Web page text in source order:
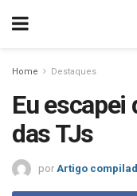
Home Destaques
Eu escapei
das TJs
por Artigo